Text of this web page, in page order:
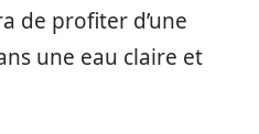
de profiter d’une
une eau claire et